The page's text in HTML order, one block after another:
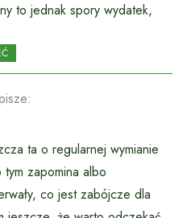
to jednak spory wydatek,
ta o regularnej wymianie
zapomina albo
co jest zabójcze dla